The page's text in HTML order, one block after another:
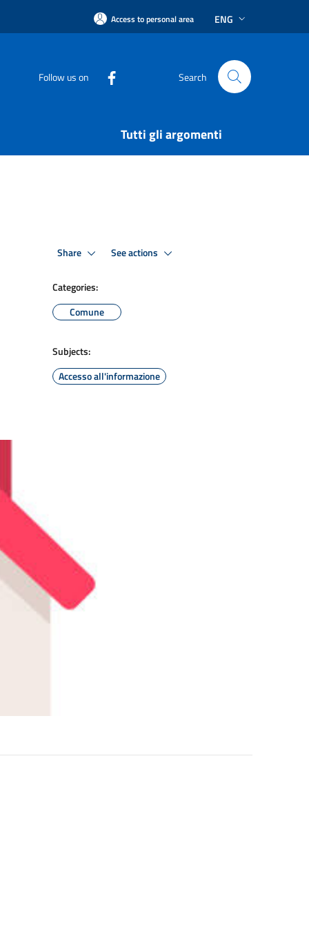
Access to personal area ENG
Follow us on Search
Tutti gli argomenti
Share See actions
Categories:
Comune
Subjects:
Accesso all'informazione